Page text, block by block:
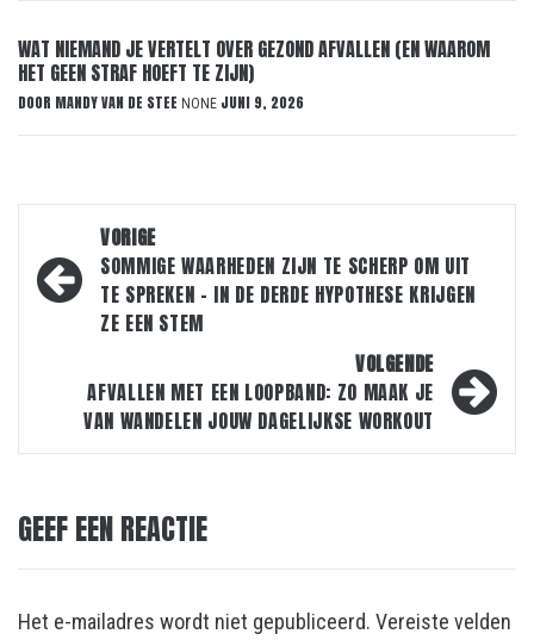
WAT NIEMAND JE VERTELT OVER GEZOND AFVALLEN (EN WAAROM
HET GEEN STRAF HOEFT TE ZIJN)
DOOR MANDY VAN DE STEE NONE JUNI 9, 2026
Bericht
navigatie
VORIGE
SOMMIGE WAARHEDEN ZIJN TE SCHERP OM UIT
TE SPREKEN – IN DE DERDE HYPOTHESE KRIJGEN
ZE EEN STEM
VOLGENDE
AFVALLEN MET EEN LOOPBAND: ZO MAAK JE
VAN WANDELEN JOUW DAGELIJKSE WORKOUT
GEEF EEN REACTIE
Het e-mailadres wordt niet gepubliceerd. Vereiste velden